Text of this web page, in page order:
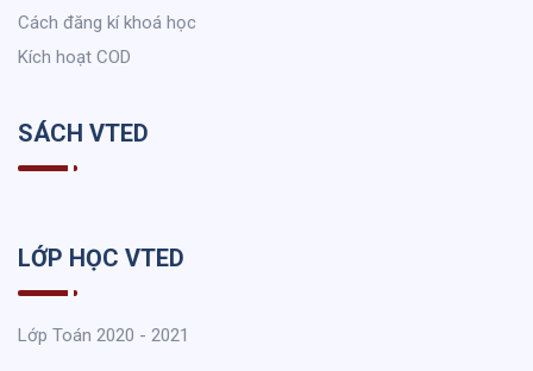
Cách đăng kí khoá học
Kích hoạt COD
SÁCH VTED
LỚP HỌC VTED
Lớp Toán 2020 - 2021